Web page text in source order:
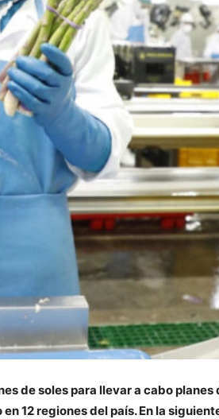
de soles para llevar a cabo
12 regiones del país. En la